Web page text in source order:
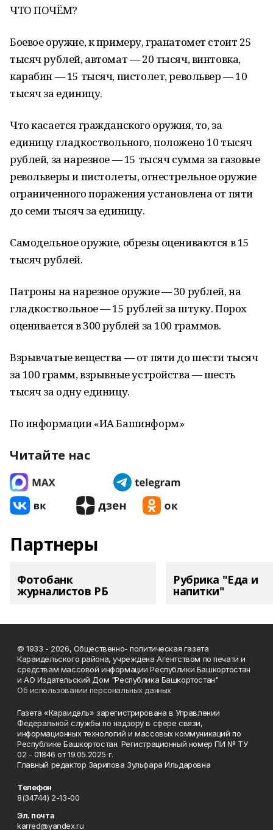
ЧТО ПОЧЁМ?
Боевое оружие, к примеру, гранатомет стоит 25
тысяч рублей, автомат — 20 тысяч, винтовка,
карабин — 15 тысяч, пистолет, револьвер — 10
тысяч за единицу.
Что касается гражданского оружия, то, за
единицу гладкоствольного, положено 10 тысяч
рублей, за нарезное — 15 тысяч сумма за газовые
револьверы и пистолеты, огнестрельное оружие
ограниченного поражения установлена от пяти
до семи тысяч за единицу.
Самодельное оружие, обрезы оцениваются в 15
тысяч рублей.
Патроны на нарезное оружие — 30 рублей, на
гладкоствольное — 15 рублей за штуку. Порох
оценивается в 300 рублей за 100 граммов.
Взрывчатые вещества — от пяти до шести тысяч
за 100 грамм, взрывные устройства — шесть
тысяч за одну единицу.
По информации «ИА Башинформ»
Читайте нас
Партнеры
Фотобанк
журналистов РБ
Рубрика "Еда и
напитки"
© 1933 - 2026, Общественно- политическая газета
Караидельского района, учреждена Агентством по печати и
средствам массовой информации Республики Башкортостан
и АО Издательский Дом "Республика Башкортостан"
Об использовании персональных данных
Газета «Караидель» зарегистрирована в Управлении
Федеральной службы по надзору в сфере связи,
информационных технологий и массовых коммуникаций по
Республике Башкортостан. Регистрационный номер ПИ № ТУ
02 - 01846 от 19.05.2025 г.
Главный редактор Зарипова Зульфара Ильдаровна
Телефон
8(34744) 2-13-00
Эл. почта
karred@yandex.ru